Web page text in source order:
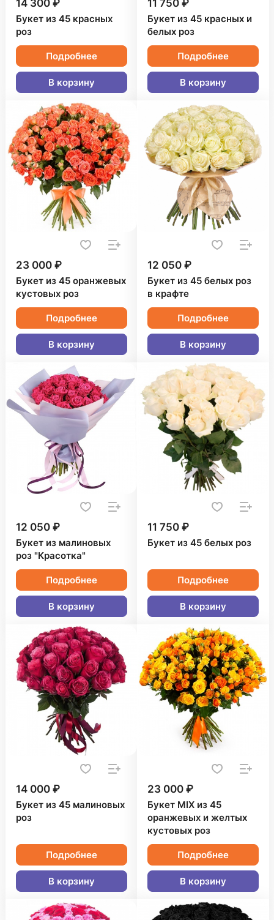
14 300 ₽
Букет из 45 красных
роз
Подробнее
В корзину
11 750 ₽
Букет из 45 красных и
белых роз
Подробнее
В корзину
23 000 ₽
Букет из 45 оранжевых
кустовых роз
Подробнее
В корзину
12 050 ₽
Букет из 45 белых роз
в крафте
Подробнее
В корзину
12 050 ₽
Букет из малиновых
роз "Красотка"
Подробнее
В корзину
11 750 ₽
Букет из 45 белых роз
Подробнее
В корзину
14 000 ₽
Букет из 45 малиновых
роз
Подробнее
В корзину
23 000 ₽
Букет MIX из 45
оранжевых и желтых
кустовых роз
Подробнее
В корзину